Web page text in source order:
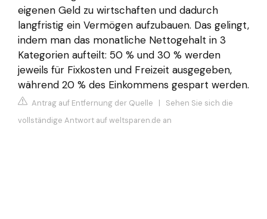
eigenen Geld zu wirtschaften und dadurch
langfristig ein Vermögen aufzubauen. Das gelingt,
indem man das monatliche Nettogehalt in 3
Kategorien aufteilt: 50 % und 30 % werden
jeweils für Fixkosten und Freizeit ausgegeben,
während 20 % des Einkommens gespart werden.
Antrag auf Entfernung der Quelle | Sehen Sie sich die
vollständige Antwort auf weltsparen.de an